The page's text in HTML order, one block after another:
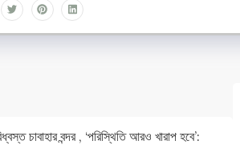
চাবাহার বন্দর , ‘পরিস্থিতি আরও খারাপ হবে’: